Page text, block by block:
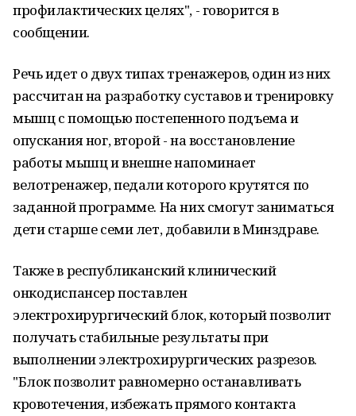
профилактических целях", - говорится в
сообщении.
Речь идет о двух типах тренажеров, один из них
рассчитан на разработку суставов и тренировку
мышц с помощью постепенного подъема и
опускания ног, второй - на восстановление
работы мышц и внешне напоминает
велотренажер, педали которого крутятся по
заданной программе. На них смогут заниматься
дети старше семи лет, добавили в Минздраве.
Также в республиканский клинический
онкодиспансер поставлен
электрохирургический блок, который позволит
получать стабильные результаты при
выполнении электрохирургических разрезов.
"Блок позволит равномерно останавливать
кровотечения, избежать прямого контакта